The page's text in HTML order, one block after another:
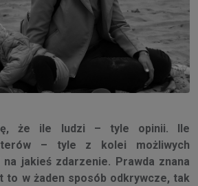
że ile ludzi – tyle opinii. Ile
– tyle z kolei możliwych
na jakieś zdarzenie. Prawda znana
to w żaden sposób odkrywcze, tak